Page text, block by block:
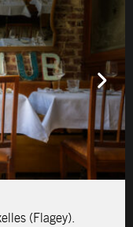
(Flagey).